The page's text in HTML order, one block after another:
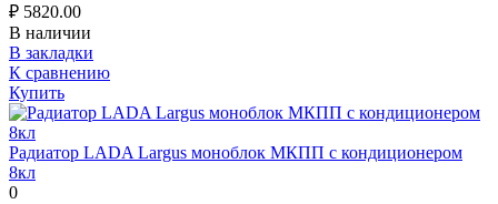
₽ 5820.00
В наличии
В закладки
К сравнению
Купить
Радиатор LADA Largus моноблок МКПП с кондиционером
8кл
0